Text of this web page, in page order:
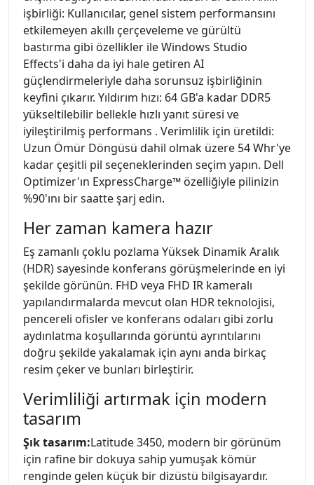
işbirliği: Kullanıcılar, genel sistem performansını
etkilemeyen akıllı çerçeveleme ve gürültü
bastırma gibi özellikler ile Windows Studio
Effects'i daha da iyi hale getiren AI
güçlendirmeleriyle daha sorunsuz işbirliğinin
keyfini çıkarır. Yıldırım hızı: 64 GB'a kadar DDR5
yükseltilebilir bellekle hızlı yanıt süresi ve
iyileştirilmiş performans . Verimlilik için üretildi:
Uzun Ömür Döngüsü dahil olmak üzere 54 Whr'ye
kadar çeşitli pil seçeneklerinden seçim yapın. Dell
Optimizer'ın ExpressCharge™ özelliğiyle pilinizin
%90'ını bir saatte şarj edin.
Her zaman kamera hazır
Eş zamanlı çoklu pozlama Yüksek Dinamik Aralık
(HDR) sayesinde konferans görüşmelerinde en iyi
şekilde görünün. FHD veya FHD IR kameralı
yapılandırmalarda mevcut olan HDR teknolojisi,
pencereli ofisler ve konferans odaları gibi zorlu
aydınlatma koşullarında görüntü ayrıntılarını
doğru şekilde yakalamak için aynı anda birkaç
resim çeker ve bunları birleştirir.
Verimliliği artırmak için modern
tasarım
Şık tasarım:Latitude 3450, modern bir görünüm
için rafine bir dokuya sahip yumuşak kömür
renginde gelen küçük bir dizüstü bilgisayardır.